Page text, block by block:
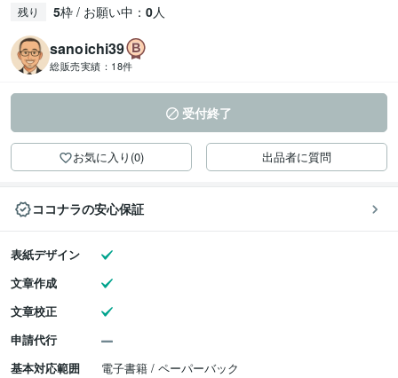
残り 5枠 / お願い中： 0人
sanoichi39
総販売実績： 18件
受付終了
お気に入り(0) 出品者に質問
ココナラの安心保証
表紙デザイン
文章作成
文章校正
申請代行
基本対応範囲
電子書籍 / ペーパーバック